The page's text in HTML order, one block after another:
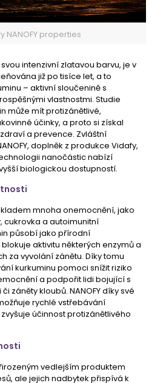
NANOFY properties
intenzivní zlatavou barvu, je v
již po tisíce let, a to
– aktivní sloučenině s
vlastnostmi. Studie
může mít protizánětlivé,
účinky, a proto si získal
a prevence. Zvláštní
doplněk z produkce Vidafy,
nanočástic nabízí
biologickou dostupností.
mnoha onemocnění, jako
cukrovka a autoimunitní
působí jako přírodní
aktivitu některých enzymů a
za vyvolání zánětu. Díky tomu
kurkuminu pomoci snížit riziko
a podpořit lidi bojující s
záněty kloubů. NANOFY díky své
rychlé vstřebávání
účinnost protizánětlivého
vedlejším produktem
ale jejich nadbytek přispívá k